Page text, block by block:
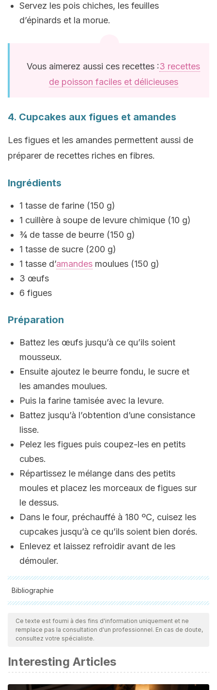
Servez les pois chiches, les feuilles
d’épinards et la morue.
Vous aimerez aussi ces recettes :3 recettes
de poisson faciles et délicieuses
4. Cupcakes aux figues et amandes
Les figues et les amandes permettent aussi de
préparer de recettes riches en fibres.
Ingrédients
1 tasse de farine (150 g)
1 cuillère à soupe de levure chimique (10 g)
¾ de tasse de beurre (150 g)
1 tasse de sucre (200 g)
1 tasse d’amandes moulues (150 g)
3 œufs
6 figues
Préparation
Battez les œufs jusqu’à ce qu’ils soient
mousseux.
Ensuite ajoutez le beurre fondu, le sucre et
les amandes moulues.
Puis la farine tamisée avec la levure.
Battez jusqu’à l’obtention d’une consistance
lisse.
Pelez les figues puis coupez-les en petits
cubes.
Répartissez le mélange dans des petits
moules et placez les morceaux de figues sur
le dessus.
Dans le four, préchauffé à 180 ºC, cuisez les
cupcakes jusqu’à ce qu’ils soient bien dorés.
Enlevez et laissez refroidir avant de les
démouler.
Bibliographie
Toutes les sources citées ont été examinées en profondeur
par notre équipe pour garantir leur qualité, leur fiabilité, leur
actualité et leur validité. La bibliographie de cet article a été
ou scientifique
Liu, R. H. (2013). Health-Promoting Components of Fruits
and Vegetables in the Diet. Advances in Nutrition: An
Ce texte est fourni à des fins d'information uniquement et ne
remplace pas la consultation d'un professionnel. En cas de doute,
consultez votre spécialiste.
Interesting Articles